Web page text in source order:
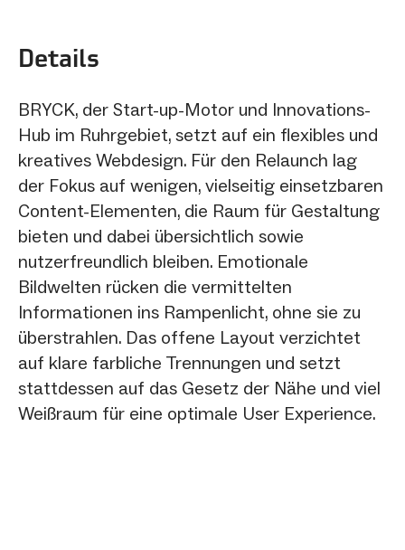
Details
BRYCK, der Start-up-Motor und Innovations-
Hub im Ruhrgebiet, setzt auf ein flexibles und
kreatives Webdesign. Für den Relaunch lag
der Fokus auf wenigen, vielseitig einsetzbaren
Content-Elementen, die Raum für Gestaltung
bieten und dabei übersichtlich sowie
nutzerfreundlich bleiben. Emotionale
Bildwelten rücken die vermittelten
Informationen ins Rampenlicht, ohne sie zu
überstrahlen. Das offene Layout verzichtet
auf klare farbliche Trennungen und setzt
stattdessen auf das Gesetz der Nähe und viel
Weißraum für eine optimale User Experience.